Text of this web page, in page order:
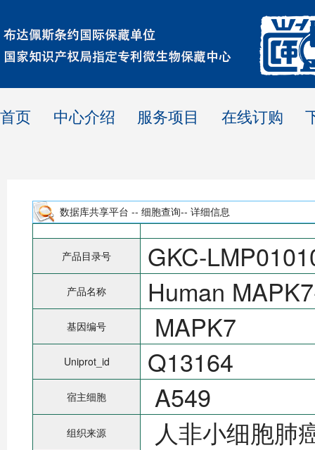
首页 中心介绍 服务项目 在线订购
数据库共享平台 -- 细胞查询-- 详细信息
产品目录号 GKC-
产品名称 Human
基因编号 MAPK7
Uniprot_id Q13164
宿主细胞 A549
组织来源 人非小细胞肺